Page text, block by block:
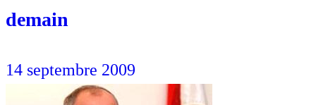
demain
14 septembre 2009